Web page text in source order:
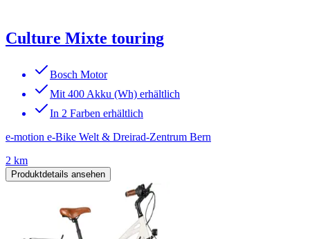
Culture Mixte touring
Bosch Motor
Mit 400 Akku (Wh) erhältlich
In 2 Farben erhältlich
e-motion e-Bike Welt & Dreirad-Zentrum Bern
2 km
Produktdetails ansehen